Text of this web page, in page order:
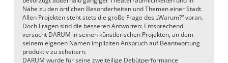
Nähe zu den örtlichen Besonderheiten und Themen einer Stadt.
Allen Projekten steht stets die große Frage des „Warum?“ voran.
Doch Fragen sind die besseren Antworten: Entsprechend
versucht DARUM in seinen künstlerischen Projekten, an dem
seinem eigenen Namen impliziten Anspruch auf Beantwortung
produktiv zu scheitern.
DARUM wurde für seine zweiteilige Debütperformance